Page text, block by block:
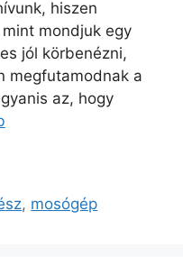
hiszen
mondjuk egy
jól körbenézni,
megfutamodnak a
az, hogy
, mosógép